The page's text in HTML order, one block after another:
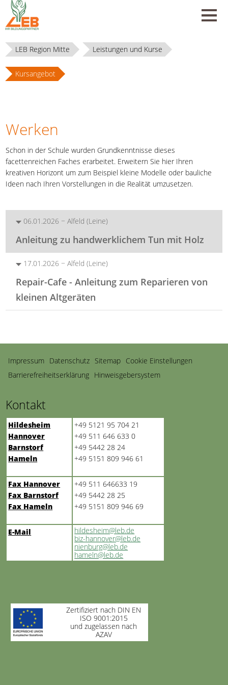
LEB Region Mitte Leistungen und Kurse
Kursangebot
Werken
Schon in der Schule wurden Grundkenntnisse dieses
facettenreichen Faches erarbeitet. Erweitern Sie hier Ihren
kreativen Horizont um zum Beispiel kleine Modelle oder bauliche
Ideen nach Ihren Vorstellungen in die Realität umzusetzen.
06.01.2026 − Alfeld (Leine)
Anleitung zu handwerklichem Tun mit Holz
17.01.2026 − Alfeld (Leine)
Repair-Cafe - Anleitung zum Reparieren von
kleinen Altgeräten
Navigation
überspringen
Impressum Datenschutz Sitemap Cookie Einstellungen
Barrierefreiheitserklärung Hinweisgebersystem
Kontakt
Hildesheim
Hannover
Barnstorf
Hameln
+49 5121 95 704 21
+49 511 646 633 0
+49 5442 28 24
+49 5151 809 946 61
Fax Hannover
Fax Barnstorf
Fax Hameln
+49 511 646633 19
+49 5442 28 25
+49 5151 809 946 69
E-Mail
hildesheim@leb.de
biz-hannover@leb.de
nienburg@leb.de
hameln@leb.de
Zertifiziert nach DIN EN
ISO 9001:2015
und zugelassen nach
AZAV